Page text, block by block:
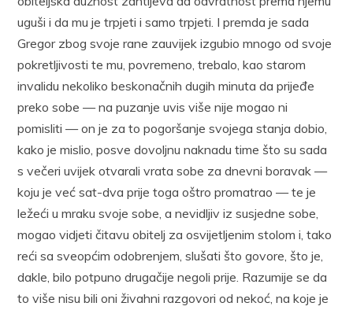
uguši i da mu je trpjeti i samo trpjeti. I premda je sada
Gregor zbog svoje rane zauvijek izgubio mnogo od svoje
pokretljivosti te mu, povremeno, trebalo, kao starom
invalidu nekoliko beskonačnih dugih minuta da prijeđe
preko sobe — na puzanje uvis više nije mogao ni
pomisliti — on je za to pogoršanje svojega stanja dobio,
kako je mislio, posve dovoljnu naknadu time što su sada
s večeri uvijek otvarali vrata sobe za dnevni boravak —
koju je već sat-dva prije toga oštro promatrao — te je
ležeći u mraku svoje sobe, a nevidljiv iz susjedne sobe,
mogao vidjeti čitavu obitelj za osvijetljenim stolom i, tako
reći sa sveopćim odobrenjem, slušati što govore, što je,
dakle, bilo potpuno drugačije negoli prije. Razumije se da
to više nisu bili oni živahni razgovori od nekoć, na koje je